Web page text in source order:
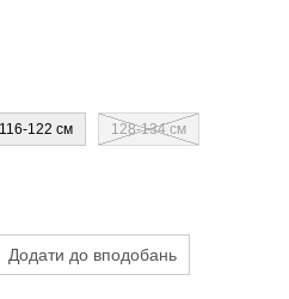
116-122 см 128-134 см